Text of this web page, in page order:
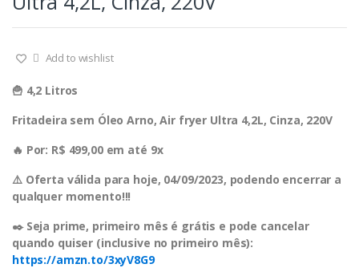
Add to wishlist
🍟 4,2 Litros
Fritadeira sem Óleo Arno, Air fryer Ultra 4,2L, Cinza, 220V
🔥 Por: R$ 499,00 em até 9x
⚠️ Oferta válida para hoje, 04/09/2023, podendo encerrar a
qualquer momento!!!
✒️ Seja prime, primeiro mês é grátis e pode cancelar
quando quiser (inclusive no primeiro mês):
https://amzn.to/3xyV8G9